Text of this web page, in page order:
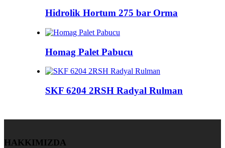
Hidrolik Hortum 275 bar Orma
Homag Palet Pabucu
SKF 6204 2RSH Radyal Rulman
HAKKIMIZDA